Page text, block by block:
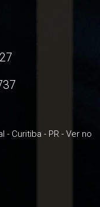
- Curitiba - PR - Ver no